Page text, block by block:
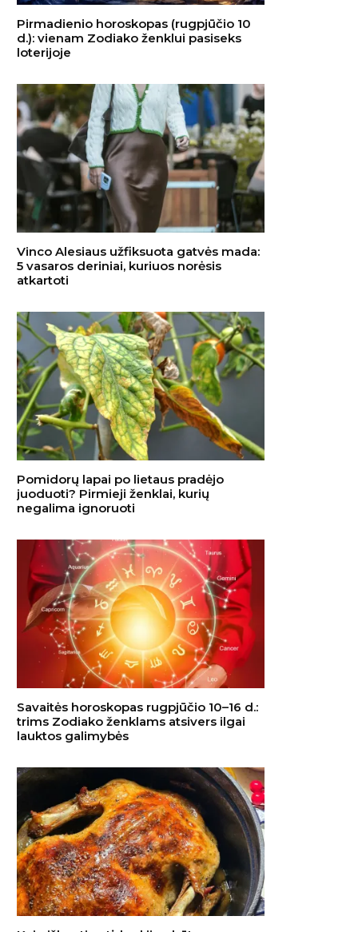
Pirmadienio horoskopas (rugpjūčio 10
d.): vienam Zodiako ženklui pasiseks
loterijoje
Vinco Alesiaus užfiksuota gatvės mada:
5 vasaros deriniai, kuriuos norėsis
atkartoti
Pomidorų lapai po lietaus pradėjo
juoduoti? Pirmieji ženklai, kurių
negalima ignoruoti
Savaitės horoskopas rugpjūčio 10–16 d.:
trims Zodiako ženklams atsivers ilgai
lauktos galimybės